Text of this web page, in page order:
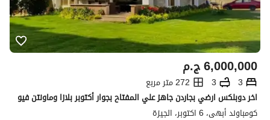
ج.م6,000,000
3
3
272 متر مربع
اخر دوبلكس ارضي بجاردن جاهز علي المفتاح بجوار أكتوبر بلازا وماونتن فيو
كومباوند أبهى، 6 اكتوبر، الجيزة